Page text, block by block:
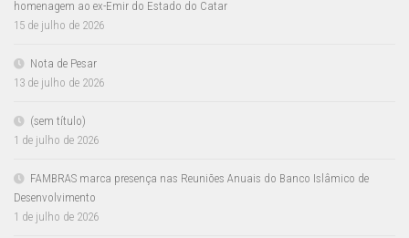
homenagem ao ex-Emir do Estado do Catar
15 de julho de 2026
Nota de Pesar
13 de julho de 2026
(sem título)
1 de julho de 2026
FAMBRAS marca presença nas Reuniões Anuais do Banco Islâmico de
Desenvolvimento
1 de julho de 2026